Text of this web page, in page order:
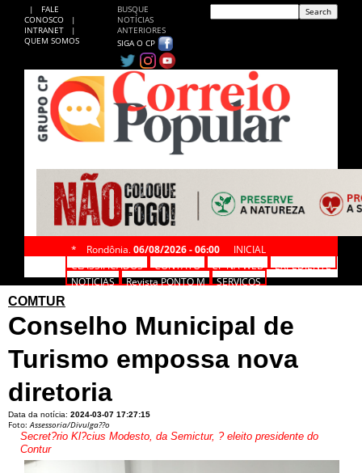
|
FALE
CONOSCO
|
INTRANET
|
QUEM SOMOS
BUSQUE
NOTÍCIAS
ANTERIORES
SIGA O CP
* Rondônia, 06/08/2026 - 06:00
INICIAL
CLASSIFICADOS
CONTATO CP NA WEB
EXPEDIENTE
NOTÍCIAS
Revista PONTO M
SERVIÇOS
COMTUR
Conselho Municipal de
Turismo empossa nova
diretoria
Data da notícia: 2024-03-07 17:27:15
Foto:Assessoria/Divulga??o
Secret?rio Kl?cius Modesto, da Semictur, ? eleito presidente do
Contur